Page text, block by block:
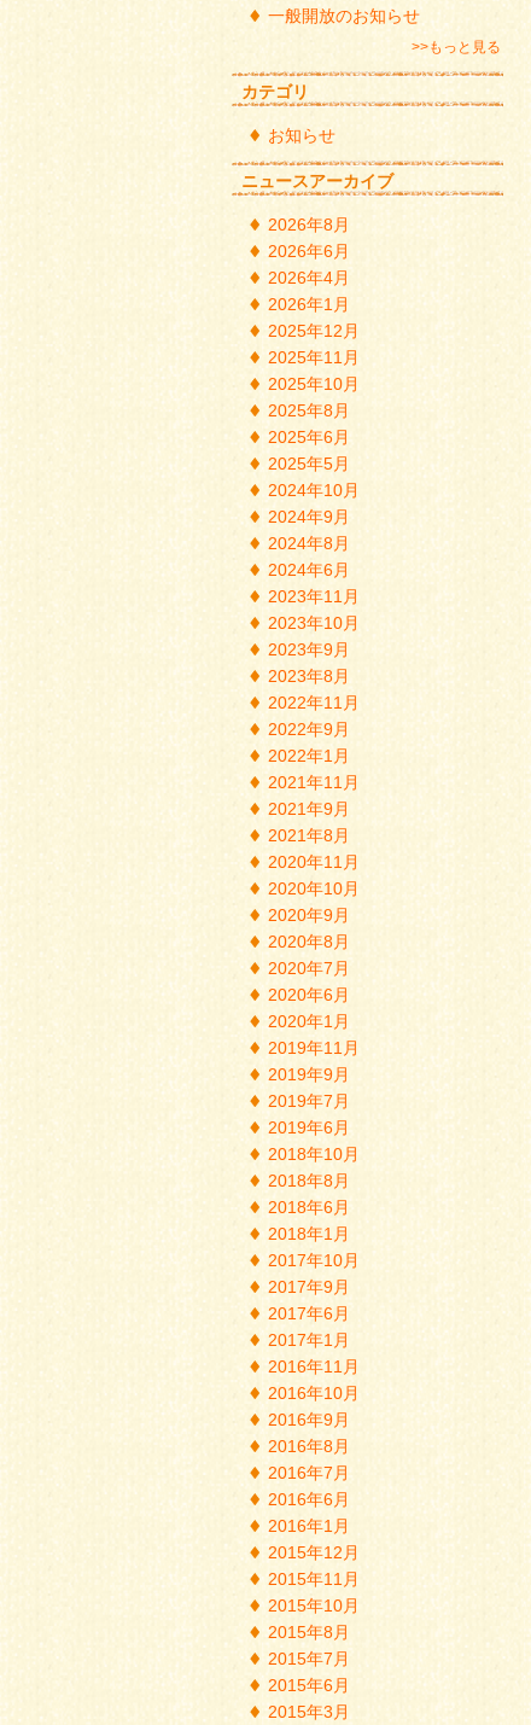
一般開放のお知らせ
>>もっと見る
カテゴリ
お知らせ
ニュースアーカイブ
2026年8月
2026年6月
2026年4月
2026年1月
2025年12月
2025年11月
2025年10月
2025年8月
2025年6月
2025年5月
2024年10月
2024年9月
2024年8月
2024年6月
2023年11月
2023年10月
2023年9月
2023年8月
2022年11月
2022年9月
2022年1月
2021年11月
2021年9月
2021年8月
2020年11月
2020年10月
2020年9月
2020年8月
2020年7月
2020年6月
2020年1月
2019年11月
2019年9月
2019年7月
2019年6月
2018年10月
2018年8月
2018年6月
2018年1月
2017年10月
2017年9月
2017年6月
2017年1月
2016年11月
2016年10月
2016年9月
2016年8月
2016年7月
2016年6月
2016年1月
2015年12月
2015年11月
2015年10月
2015年8月
2015年7月
2015年6月
2015年3月